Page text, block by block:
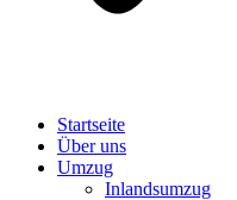
Startseite
Über uns
Umzug
Inlandsumzug